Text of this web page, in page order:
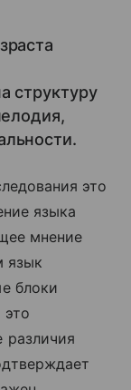
структуру
это
языка
мнение
язык
блоки
различия